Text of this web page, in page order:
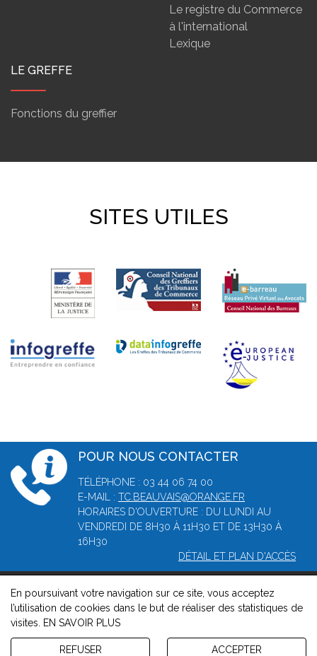
Le registre du Commerce
à l'international
Lexique
LE GREFFE
Fonctions du greffier
SITES UTILES
POUR NOUS CONTACTER
TÉLÉPHONE : 03 44 06 74 00
E-MAIL : TC.BEAUVAIS@ORANGE.FR
HORAIRES D'OUVERTURE : DU LUNDI AU
VENDREDI DE 8H30 À 11H30 ET DE 13H30 À
16H30
DÉTAIL ET PLAN D'ACCÈS
© 2026, Greffe du tribunal de commerce de Beauvais -
Mentions légales-Contact -Gestion des cookies-Politique de
confidentialité et de cookies
Version : 1.8.1
En poursuivant votre navigation sur ce site, vous acceptez
l’utilisation de cookies dans le but de réaliser des statistiques de
visites.
EN SAVOIR PLUS
REFUSER ACCEPTER